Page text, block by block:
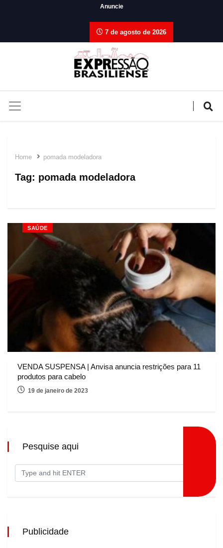
Anuncie
7 de agosto de 2026
Home pomada modeladora
Tag: pomada modeladora
SAÚDE
VENDA SUSPENSA | Anvisa anuncia restrições para 11
produtos para cabelo
19 de janeiro de 2023
Pesquise aqui
Publicidade